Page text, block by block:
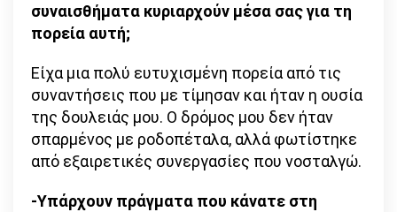
συναισθήματα κυριαρχούν μέσα σας για τη
πορεία αυτή;
Είχα μια πολύ ευτυχισμένη πορεία από τις
συναντήσεις που με τίμησαν και ήταν η ουσία
της δουλειάς μου. Ο δρόμος μου δεν ήταν
σπαρμένος με ροδοπέταλα, αλλά φωτίστηκε
από εξαιρετικές συνεργασίες που νοσταλγώ.
-Υπάρχουν πράγματα που κάνατε στη